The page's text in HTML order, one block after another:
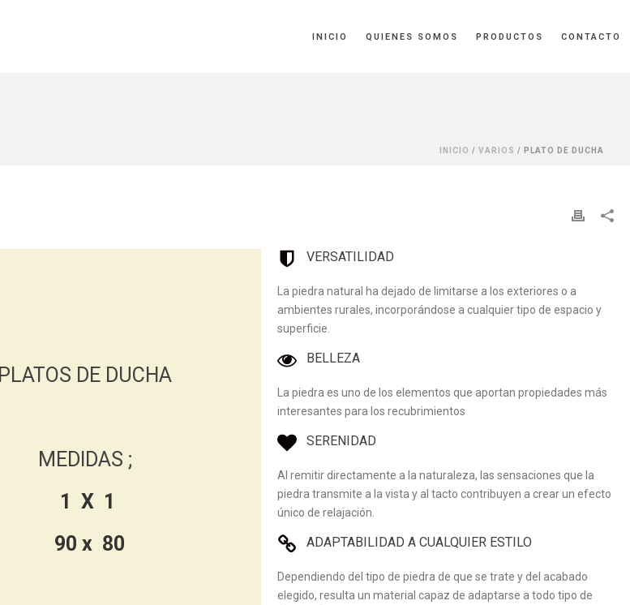
INICIO QUIENES SOMOS PRODUCTOS CONTACTO
INICIO / VARIOS / PLATO DE DUCHA
PLATOS DE DUCHA
MEDIDAS ;
1 X 1
90 x 80
VERSATILIDAD
La piedra natural ha dejado de limitarse a los exteriores o a
ambientes rurales, incorporándose a cualquier tipo de espacio y
superficie.
BELLEZA
La piedra es uno de los elementos que aportan propiedades más
interesantes para los recubrimientos
SERENIDAD
Al remitir directamente a la naturaleza, las sensaciones que la
piedra transmite a la vista y al tacto contribuyen a crear un efecto
único de relajación.
ADAPTABILIDAD A CUALQUIER ESTILO
Dependiendo del tipo de piedra de que se trate y del acabado
elegido, resulta un material capaz de adaptarse a todo tipo de